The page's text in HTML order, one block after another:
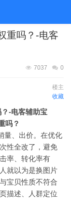
重吗？-电客
0
7037
楼主
收藏
-电客辅助宝
吗？
量、出价。在优化
性全改了，避免
率、转化率有
就以为是换图片
宝贝性质不符合
描述、人群定位